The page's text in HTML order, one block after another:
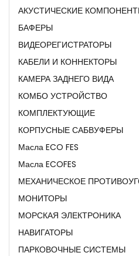
АКУСТИЧЕСКИЕ
БАФЕРЫ
ВИДЕОРЕГИСТРАТОРЫ
КАБЕЛИ И КОННЕКТОРЫ
КАМЕРА ЗАДНЕГО ВИДА
КОМБО УСТРОЙСТВО
КОМПЛЕКТУЮЩИЕ
КОРПУСНЫЕ САБВУФЕРЫ
Масла ECO FES
Масла ECOFES
МЕХАНИЧЕСКОЕ
МОНИТОРЫ
МОРСКАЯ ЭЛЕКТРОНИКА
НАВИГАТОРЫ
ПАРКОВОЧНЫЕ СИСТЕМЫ